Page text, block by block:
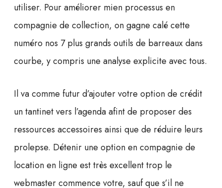
utiliser. Pour améliorer mien processus en
compagnie de collection, on gagne calé cette
numéro nos 7 plus grands outils de barreaux dans
courbe, y compris une analyse explicite avec tous.
Il va comme futur d’ajouter votre option de crédit
un tantinet vers l’agenda afint de proposer des
ressources accessoires ainsi que de réduire leurs
prolepse. Détenir une option en compagnie de
location en ligne est très excellent trop le
webmaster commence votre, sauf que s’il ne